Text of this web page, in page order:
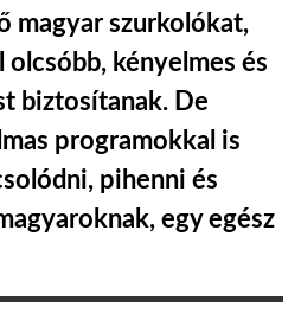
magyar szurkolókat,
olcsóbb, kényelmes és
biztosítanak. De
programokkal is
pihenni és
egy egész